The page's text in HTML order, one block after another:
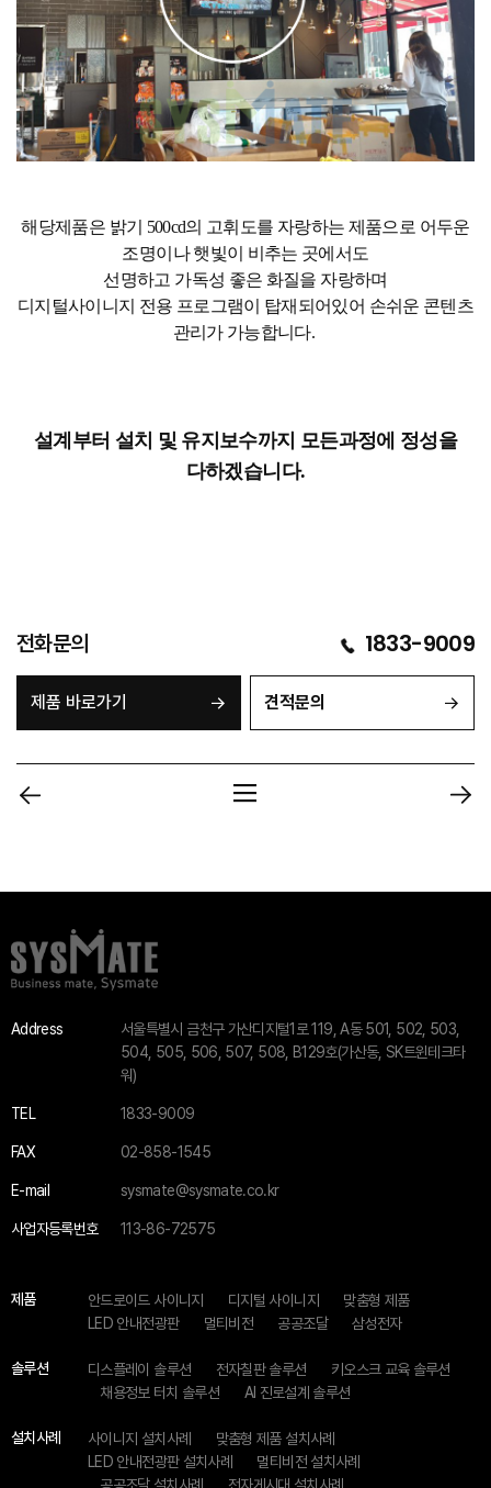
해당제품은 밝기 500cd의 고휘도를 자랑하는 제품으로 어두운
조명이나 햇빛이 비추는 곳에서도
선명하고 가독성 좋은 화질을 자랑하며
디지털사이니지 전용 프로그램이 탑재되어있어 손쉬운 콘텐츠
관리가 가능합니다.
설계부터 설치 및 유지보수까지 모든과정에 정성을
다하겠습니다.
전화문의 1833-9009
제품 바로가기 견적문의
Address
서울특별시 금천구 가산디지털1로 119, A동 501, 502, 503,
504, 505, 506, 507, 508, B129호(가산동, SK트윈테크타
워)
TEL 1833-9009
FAX 02-858-1545
E-mail sysmate@sysmate.co.kr
사업자등록번호 113-86-72575
제품 안드로이드 사이니지 디지털 사이니지
맞춤형 제품
LED 안내전광판
멀티비전 공공조달 삼성전자
솔루션 디스플레이 솔루션 전자칠판 솔루션
키오스크 교육 솔루션
채용정보 터치 솔루션
AI 진로설계 솔루션
설치사례 사이니지 설치사례
맞춤형 제품 설치사례
LED 안내전광판 설치사례
멀티비전 설치사례